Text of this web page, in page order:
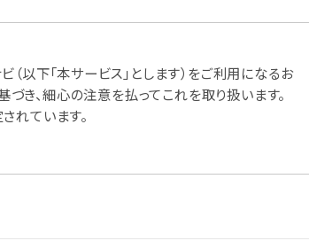
（以下「本サービス」とします）をご利用になるお
き、細心の注意を払ってこれを取り扱います。
れています。